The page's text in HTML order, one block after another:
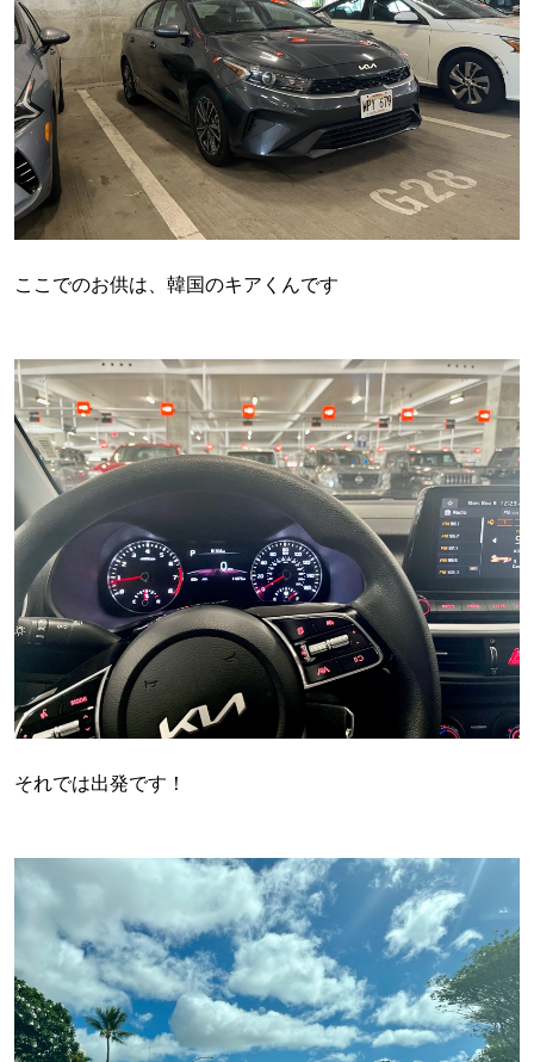
ここでのお供は、韓国のキアくんです
それでは出発です！